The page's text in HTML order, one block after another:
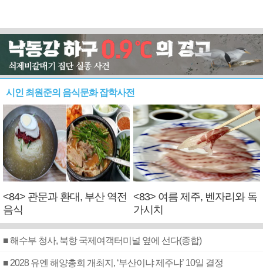
시인 최원준의 음식문화 잡학사전
<84> 관문과 환대, 부산 역전
음식
<83> 여름 제주, 벤자리와 독
가시치
■ 해수부 청사, 북항 국제여객터미널 옆에 선다(종합)
■ 2028 유엔 해양총회 개최지, ‘부산이냐 제주냐’ 10일 결정